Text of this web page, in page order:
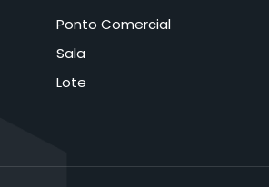
Ponto Comercial
Sala
Lote